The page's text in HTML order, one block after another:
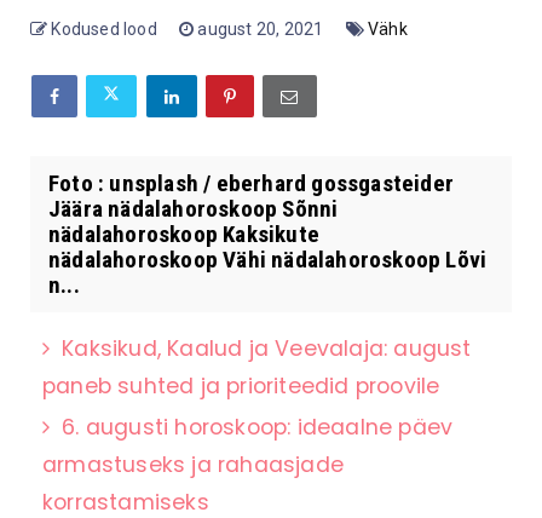
Kodused lood august 20, 2021 Vähk
Foto : unsplash / eberhard gossgasteider
Jäära nädalahoroskoop Sõnni
nädalahoroskoop Kaksikute
nädalahoroskoop Vähi nädalahoroskoop Lõvi
n...
Kaksikud, Kaalud ja Veevalaja: august
paneb suhted ja prioriteedid proovile
6. augusti horoskoop: ideaalne päev
armastuseks ja rahaasjade
korrastamiseks